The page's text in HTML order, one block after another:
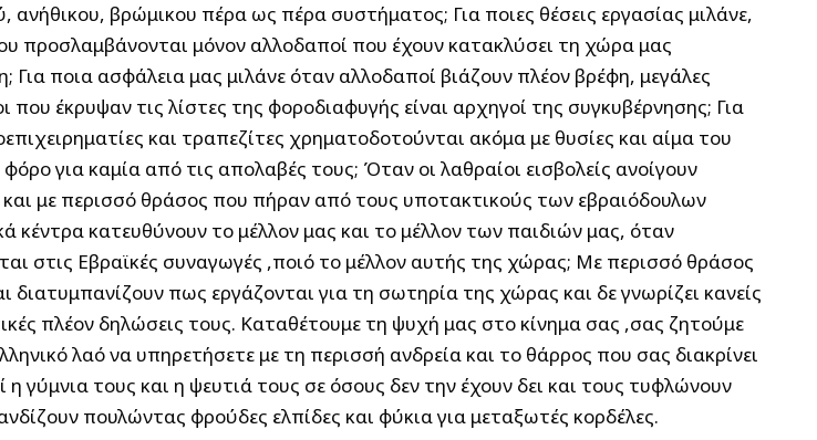
βρώμικου πέρα ως πέρα συστήματος; Για ποιες θέσεις εργασίας μιλάνε,
προσλαμβάνονται μόνον αλλοδαποί που έχουν κατακλύσει τη χώρα μας
ποια ασφάλεια μας μιλάνε όταν αλλοδαποί βιάζουν πλέον βρέφη, μεγάλες
που έκρυψαν τις λίστες της φοροδιαφυγής είναι αρχηγοί της συγκυβέρνησης; Για
και τραπεζίτες χρηματοδοτούνται ακόμα με θυσίες και αίμα του
για καμία από τις απολαβές τους; Όταν οι λαθραίοι εισβολείς ανοίγουν
με περισσό θράσος που πήραν από τους υποτακτικούς των εβραιόδουλων
κέντρα κατευθύνουν το μέλλον μας και το μέλλον των παιδιών μας, όταν
στις Εβραϊκές συναγωγές ,ποιό το μέλλον αυτής της χώρας; Με περισσό θράσος
διατυμπανίζουν πως εργάζονται για τη σωτηρία της χώρας και δε γνωρίζει κανείς
πλέον δηλώσεις τους. Καταθέτουμε τη ψυχή μας στο κίνημα σας ,σας ζητούμε
λαό να υπηρετήσετε με τη περισσή ανδρεία και το θάρρος που σας διακρίνει
γύμνια τους και η ψευτιά τους σε όσους δεν την έχουν δει και τους τυφλώνουν
πουλώντας φρούδες ελπίδες και φύκια για μεταξωτές κορδέλες.